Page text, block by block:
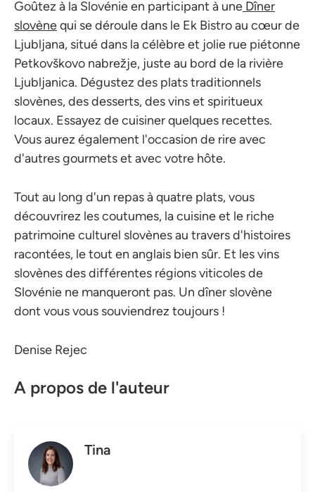
Goûtez à la Slovénie en participant à une Dîner
slovènequi se déroule dans le Ek Bistro au cœur de
Ljubljana, situé dans la célèbre et jolie rue piétonne
Petkovškovo nabrežje, juste au bord de la rivière
Ljubljanica. Dégustez des plats traditionnels
slovènes, des desserts, des vins et spiritueux
locaux. Essayez de cuisiner quelques recettes.
Vous aurez également l'occasion de rire avec
d'autres gourmets et avec votre hôte.
Tout au long d'un repas à quatre plats, vous
découvrirez les coutumes, la cuisine et le riche
patrimoine culturel slovènes au travers d'histoires
racontées, le tout en anglais bien sûr. Et les vins
slovènes des différentes régions viticoles de
Slovénie ne manqueront pas. Un dîner slovène
dont vous vous souviendrez toujours !
Denise Rejec
A propos de l'auteur
Tina